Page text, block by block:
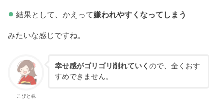
結果として、かえって嫌われやすくなってしまう
みたいな感じですね。
こびと株
幸せ感がゴリゴリ削れていく ので、全くおす
すめできません。